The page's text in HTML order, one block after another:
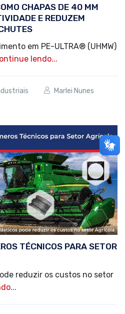
CHAPAS DE 40 MM
E REDUZEM
em PE-ULTRA® (UHMW)
lendo...
Marlei Nunes
TÉCNICOS PARA SETOR
reduzir os custos no setor